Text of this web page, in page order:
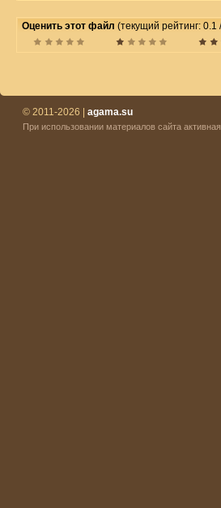
Оценить этот файл (текущий рейтинг: 0.1
© 2011-2026 | agama.su
При использовании материалов сайта